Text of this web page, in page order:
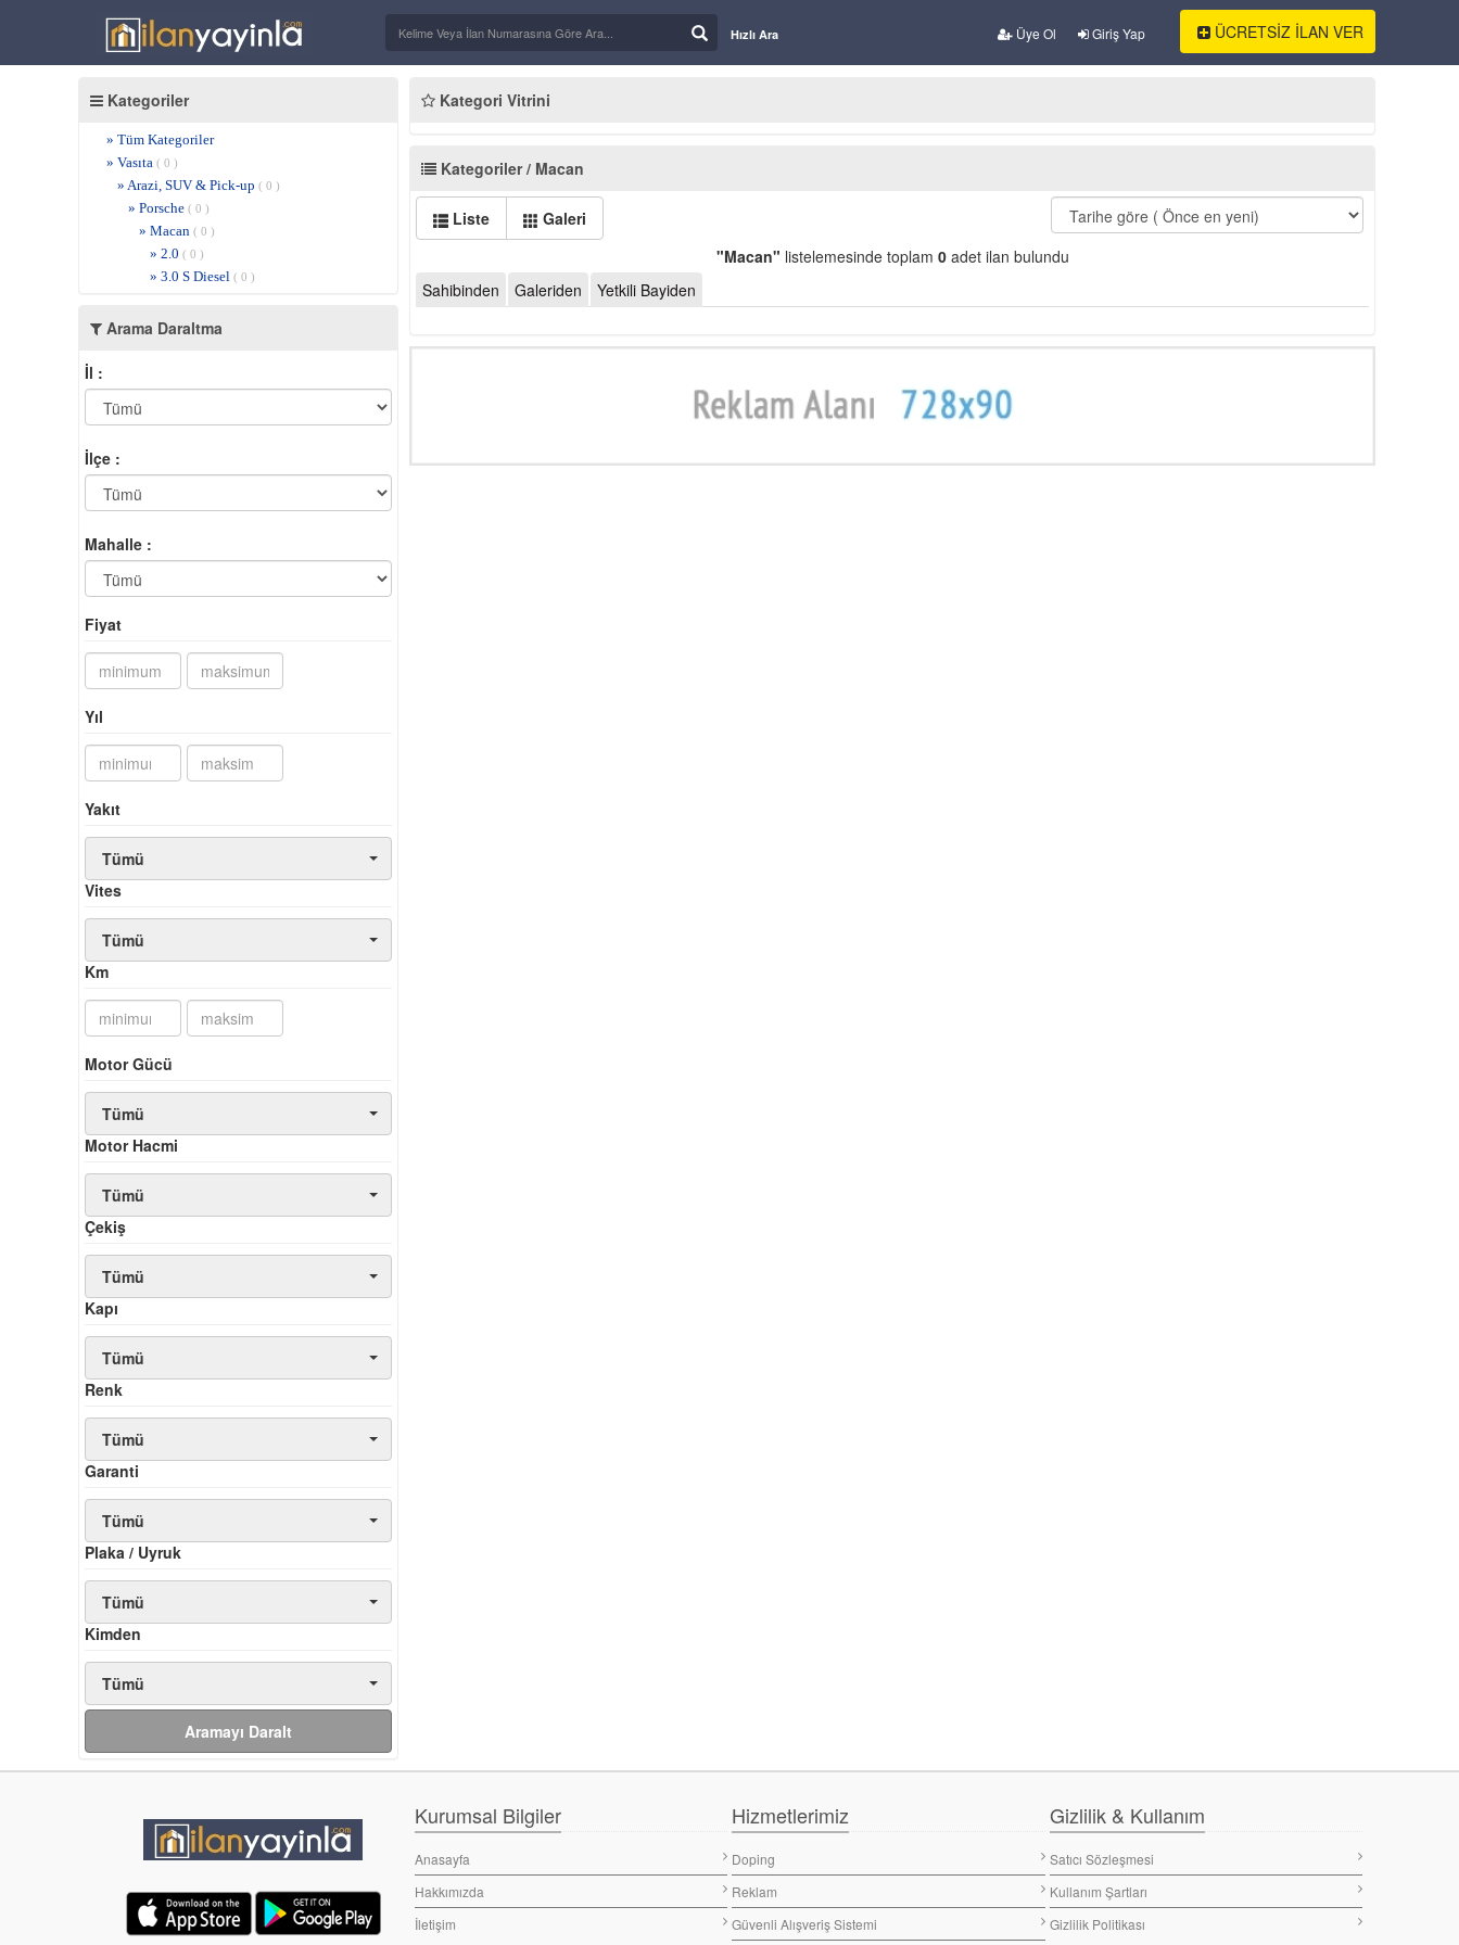
Üye Ol Giriş Yap ÜCRETSİZ İLAN VER
Hızlı Ara
Kategoriler
» Tüm Kategoriler
» Vasıta ( 0 )
» Arazi, SUV & Pick-up ( 0 )
» Porsche ( 0 )
» Macan ( 0 )
» 2.0 ( 0 )
» 3.0 S Diesel ( 0 )
Arama Daraltma
İl :
İlçe :
Mahalle :
Fiyat
Yıl
Yakıt
Tümü
Vites
Tümü
Km
Motor Gücü
Tümü
Motor Hacmi
Tümü
Çekiş
Tümü
Kapı
Tümü
Renk
Tümü
Garanti
Tümü
Plaka / Uyruk
Tümü
Kimden
Tümü
Aramayı Daralt
Kategori Vitrini
Kategoriler / Macan
Liste
Galeri
"Macan" listelemesinde toplam 0adet ilan bulundu
Sahibinden
Galeriden Yetkili Bayiden
Kurumsal Bilgiler
Anasayfa
Hakkımızda
İletişim
Hizmetlerimiz
Doping
Reklam
Güvenli Alışveriş Sistemi
Gizlilik & Kullanım
Satıcı Sözleşmesi
Kullanım Şartları
Gizlilik Politikası